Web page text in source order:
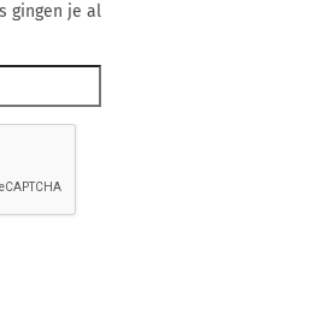
gingen je al